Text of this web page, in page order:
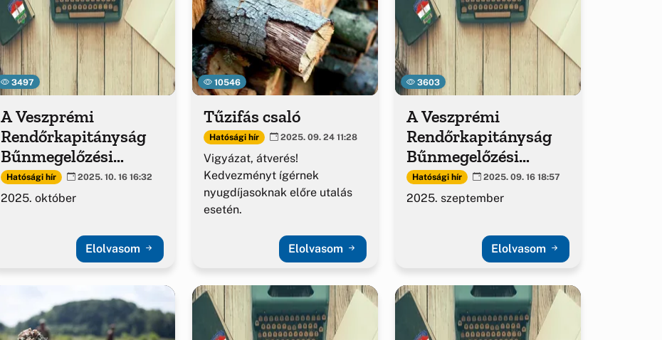
3497
A Veszprémi
Rendőrkapitányság
Bűnmegelőzési
kiadványa
Hatósági hír 2025. 10. 16 16:32
2025. október
Elolvasom
10546
Tűzifás csaló
Hatósági hír 2025. 09. 24 11:28
Vigyázat, átverés!
Kedvezményt ígérnek
nyugdíjasoknak előre utalás
esetén.
Elolvasom
3603
A Veszprémi
Rendőrkapitányság
Bűnmegelőzési
kiadványa
Hatósági hír 2025. 09. 16 18:57
2025. szeptember
Elolvasom